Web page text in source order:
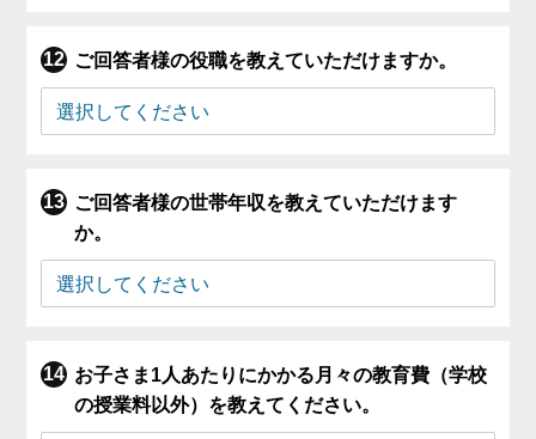
ご回答者様の役職を教えていただけますか。
ご回答者様の世帯年収を教えていただけます
か。
お子さま1人あたりにかかる月々の教育費（学校
の授業料以外）を教えてください。